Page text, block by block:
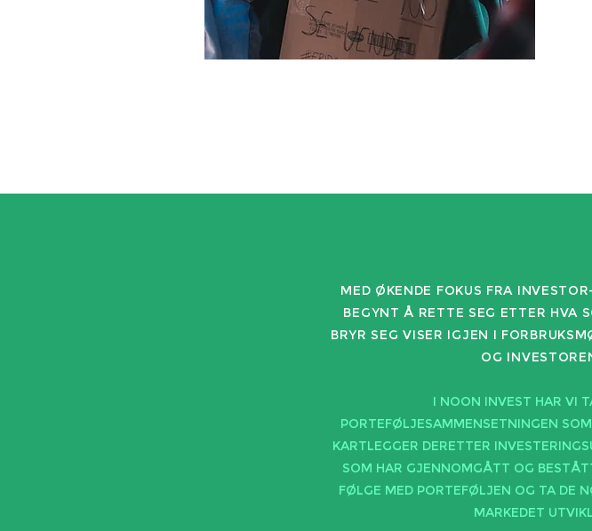
MED ØKENDE FOKUS FRA
BEGYNT Å RETTE SEG ETTER HVA
BRYR SEG VISER IGJEN I
OG
I NOON INVEST HAR VI
PORTEFØLJESAMMENSETNINGEN
KARTLEGGER DERETTER
SOM HAR GJENNOMGÅTT OG
FØLGE MED PORTEFØLJEN OG TA DE
MARKEDET